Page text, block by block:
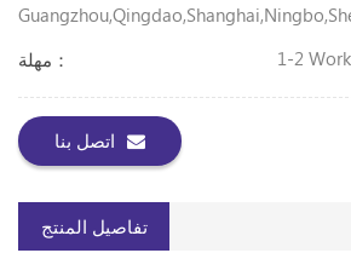
مهلة：
1-2
اتصل بنا
تفاصيل المنتج